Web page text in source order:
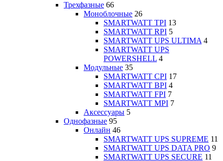
Трехфазные 66
Моноблочные 26
SMARTWATT TPI 13
SMARTWATT RPI 5
SMARTWATT UPS ULTIMA 4
SMARTWATT UPS
POWERSHELL 4
Модульные 35
SMARTWATT CPI 17
SMARTWATT BPI 4
SMARTWATT FPI 7
SMARTWATT MPI 7
Аксессуары 5
Однофазные 95
Онлайн 46
SMARTWATT UPS SUPREME 11
SMARTWATT UPS DATA PRO 9
SMARTWATT UPS SECURE 11